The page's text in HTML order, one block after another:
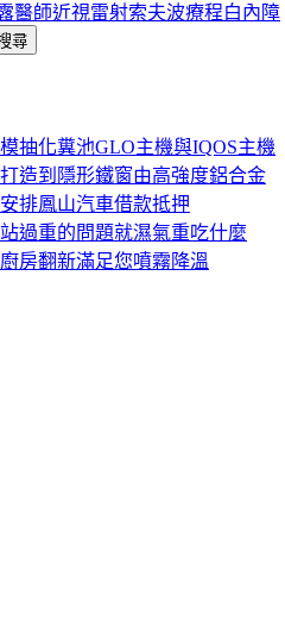
醫師近視雷射索夫波療程白內障
抽化糞池GLO主機與IQOS主機
造到隱形鐵窗由高強度鋁合金
排鳳山汽車借款抵押
過重的問題就濕氣重吃什麼
房翻新滿足您噴霧降溫